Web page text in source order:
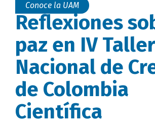
Conoce la UAM
Reflexiones
paz en IV Taller
Nacional de
de Colombia
Científica